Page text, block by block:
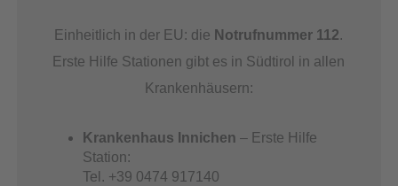
Einheitlich in der EU: die Notrufnummer 112.
Erste Hilfe Stationen gibt es in Südtirol in allen
Krankenhäusern:
Krankenhaus Innichen – Erste Hilfe
Station:
Tel. +39 0474 917140